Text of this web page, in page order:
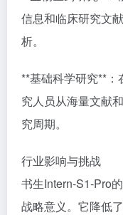
信息和临床研究文
析。
**基础科学研究**
究人员从海量文献
究周期。
行业影响与挑战
书生Intern-S1-Pro
战略意义。它降低